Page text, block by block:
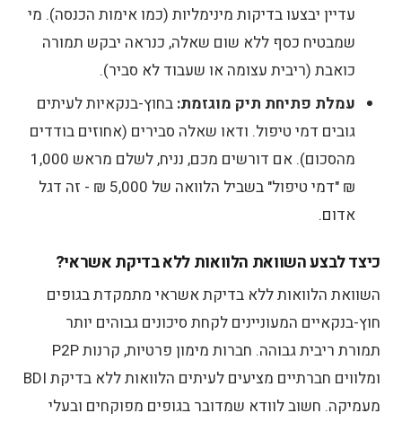
עדיין יבצעו בדיקות מינימליות (כמו אימות הכנסה). מי
שמבטיח כסף ללא שום שאלה, כנראה יבקש תמורה
כואבת (ריבית עצומה או שעבוד לא סביר).
עמלת פתיחת תיק מוגזמת: בחוץ-בנקאיות לעיתים
גובים דמי טיפול. ודאו שאלה סבירים (אחוזים בודדים
מהסכום). אם דורשים מכם, נניח, לשלם מראש 1,000
₪ "דמי טיפול" בשביל הלוואה של 5,000 ₪ - זה דגל
אדום.
כיצד לבצע השוואת הלוואות ללא בדיקת אשראי?
השוואת הלוואות ללא בדיקת אשראי מתמקדת בגופים
חוץ-בנקאיים המעוניינים לקחת סיכונים גבוהים יותר
תמורת ריבית גבוהה. חברות מימון פרטיות, קרנות P2P
ומלווים חברתיים מציעים לעיתים הלוואות ללא בדיקת BDI
מעמיקה. חשוב לוודא שמדובר בגופים מפוקחים ובעלי